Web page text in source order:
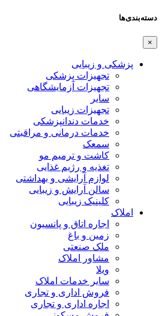
دسته‌بندی‌ها
×
پزشکی و زیبایی
تجهیزات پزشکی
تجهیزات آزمایشگاهی
سایر
تجهیزات زیبایی
خدمات دندانپزشکی
خدمات درمانی و مراقبتی
سمعک
کاشت و ترمیم مو
تغذیه و رژیم غذایی
لوازم آرایشی و بهداشتی
سالن آرایش و زیبایی
کلینیک زیبایی
املاک
اجاره اتاق و پانسیون
زمین و باغ
ملک صنعتی
مشاور املاک
ویلا
سایر خدمات املاک
فروش اداری و تجاری
اجاره اداری و تجاری